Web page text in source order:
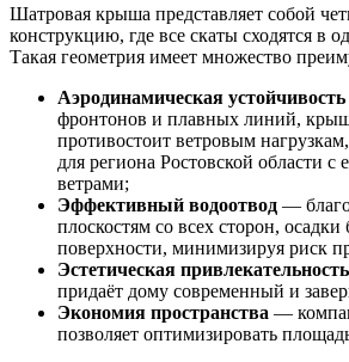
Шатровая крыша представляет собой
конструкцию, где все скаты сходятся в
Такая геометрия имеет множество
Аэродинамическая устойчивость
фронтонов и плавных линий,
противостоит ветровым
для региона Ростовской области
ветрами;
Эффективный водоотвод —
плоскостям со всех сторон,
поверхности, минимизируя риск
Эстетическая привлекательность
придаёт дому современный и
Экономия пространства —
позволяет оптимизировать